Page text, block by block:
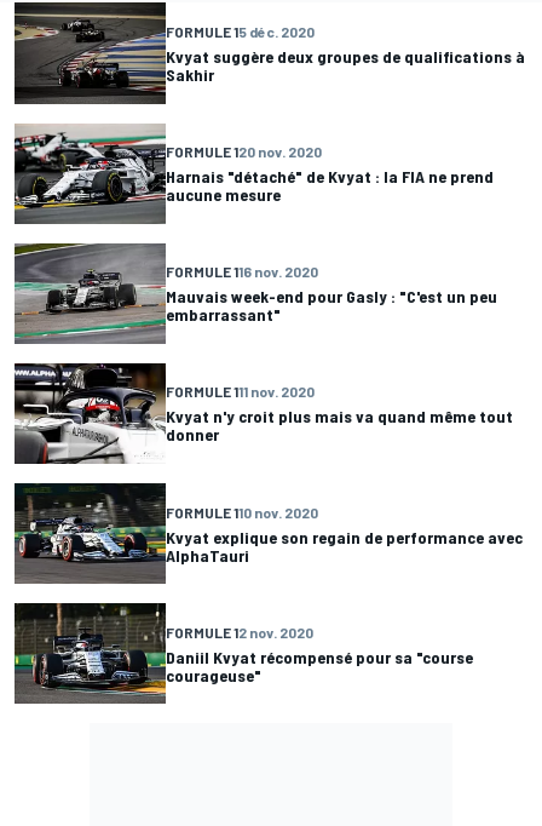
FORMULE 15 déc. 2020
Kvyat suggère deux groupes de qualifications à
Sakhir
FORMULE 120 nov. 2020
Harnais "détaché" de Kvyat : la FIA ne prend
aucune mesure
FORMULE 116 nov. 2020
Mauvais week-end pour Gasly : "C'est un peu
embarrassant"
FORMULE 111 nov. 2020
Kvyat n'y croit plus mais va quand même tout
donner
FORMULE 110 nov. 2020
Kvyat explique son regain de performance avec
AlphaTauri
FORMULE 12 nov. 2020
Daniil Kvyat récompensé pour sa "course
courageuse"